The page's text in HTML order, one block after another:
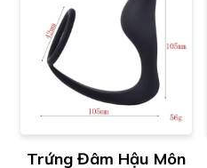
Trứng Đâm Hậu Môn